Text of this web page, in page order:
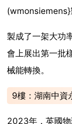
(wmonsiemens}
製成了一架大功
會上展出第一批
械能轉換。
9樓：湖南中資
2023年，英國